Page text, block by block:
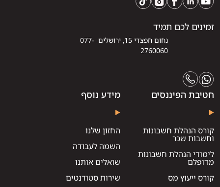
זמינים לכם תמיד
נחום חפצדי 15, ירושלים 077-
2760060
חטיבת הפיננסים
קורס הנהלת חשבונות
וחשבות שכר
לימודי הנהלת חשבונות
מדופלם
קורס ייעוץ מס
מידע נוסף
החזון שלנו
השמה לעבודה
שואלים אותנו
שירות סטודנטים